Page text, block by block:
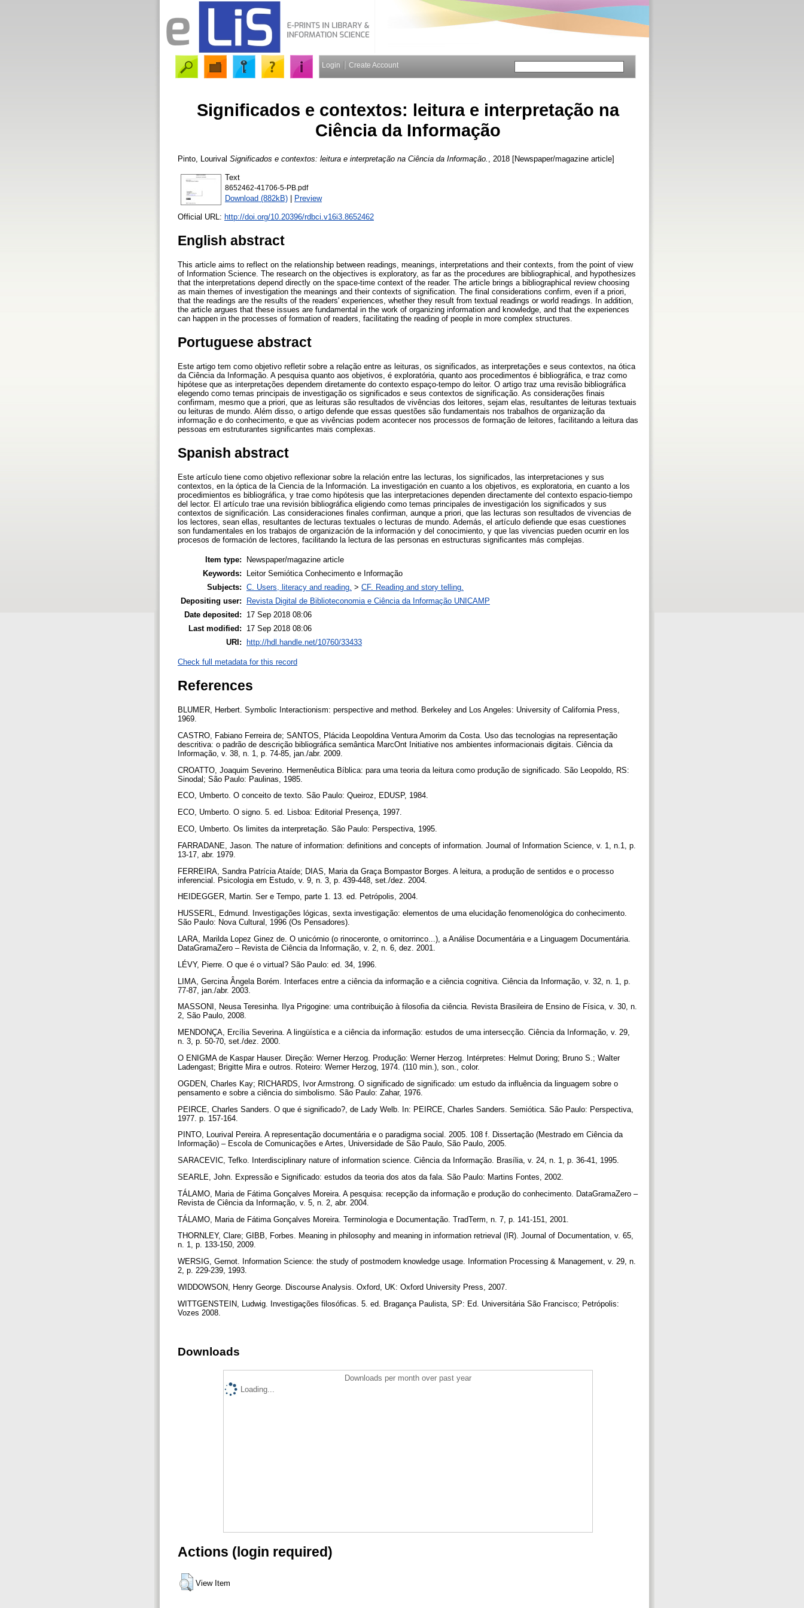
Login Create Account
Significados e contextos: leitura e interpretação na
Ciência da Informação
Pinto, Lourival Significados e contextos: leitura e interpretação na Ciência da Informação. , 2018 [Newspaper/magazine article]
Text
8652462-41706-5-PB.pdf
Download (882kB) | Preview
Official URL: http://doi.org/10.20396/rdbci.v16i3.8652462
English abstract
This article aims to reflect on the relationship between readings, meanings, interpretations and their contexts, from the point of view
of Information Science. The research on the objectives is exploratory, as far as the procedures are bibliographical, and hypothesizes
that the interpretations depend directly on the space-time context of the reader. The article brings a bibliographical review choosing
as main themes of investigation the meanings and their contexts of signification. The final considerations confirm, even if a priori,
that the readings are the results of the readers' experiences, whether they result from textual readings or world readings. In addition,
the article argues that these issues are fundamental in the work of organizing information and knowledge, and that the experiences
can happen in the processes of formation of readers, facilitating the reading of people in more complex structures.
Portuguese abstract
Este artigo tem como objetivo refletir sobre a relação entre as leituras, os significados, as interpretações e seus contextos, na ótica
da Ciência da Informação. A pesquisa quanto aos objetivos, é exploratória, quanto aos procedimentos é bibliográfica, e traz como
hipótese que as interpretações dependem diretamente do contexto espaço-tempo do leitor. O artigo traz uma revisão bibliográfica
elegendo como temas principais de investigação os significados e seus contextos de significação. As considerações finais
confirmam, mesmo que a priori, que as leituras são resultados de vivências dos leitores, sejam elas, resultantes de leituras textuais
ou leituras de mundo. Além disso, o artigo defende que essas questões são fundamentais nos trabalhos de organização da
informação e do conhecimento, e que as vivências podem acontecer nos processos de formação de leitores, facilitando a leitura das
pessoas em estruturantes significantes mais complexas.
Spanish abstract
Este artículo tiene como objetivo reflexionar sobre la relación entre las lecturas, los significados, las interpretaciones y sus
contextos, en la óptica de la Ciencia de la Información. La investigación en cuanto a los objetivos, es exploratoria, en cuanto a los
procedimientos es bibliográfica, y trae como hipótesis que las interpretaciones dependen directamente del contexto espacio-tiempo
del lector. El artículo trae una revisión bibliográfica eligiendo como temas principales de investigación los significados y sus
contextos de significación. Las consideraciones finales confirman, aunque a priori, que las lecturas son resultados de vivencias de
los lectores, sean ellas, resultantes de lecturas textuales o lecturas de mundo. Además, el artículo defiende que esas cuestiones
son fundamentales en los trabajos de organización de la información y del conocimiento, y que las vivencias pueden ocurrir en los
procesos de formación de lectores, facilitando la lectura de las personas en estructuras significantes más complejas.
Item type:
Newspaper/magazine article
Keywords:
Leitor Semiótica Conhecimento e Informação
Subjects: C. Users, literacy and reading. > CF. Reading and story telling.
Depositing user:
Revista Digital de Biblioteconomia e Ciência da Informação UNICAMP
Date deposited:
17 Sep 2018 08:06
Last modified:
17 Sep 2018 08:06
URI:
http://hdl.handle.net/10760/33433
Check full metadata for this record
References
BLUMER, Herbert. Symbolic Interactionism: perspective and method. Berkeley and Los Angeles: University of California Press,
1969.
CASTRO, Fabiano Ferreira de; SANTOS, Plácida Leopoldina Ventura Amorim da Costa. Uso das tecnologias na representação
descritiva: o padrão de descrição bibliográfica semântica MarcOnt Initiative nos ambientes informacionais digitais. Ciência da
Informação, v. 38, n. 1, p. 74-85, jan./abr. 2009.
CROATTO, Joaquim Severino. Hermenêutica Bíblica: para uma teoria da leitura como produção de significado. São Leopoldo, RS:
Sinodal; São Paulo: Paulinas, 1985.
ECO, Umberto. O conceito de texto. São Paulo: Queiroz, EDUSP, 1984.
ECO, Umberto. O signo. 5. ed. Lisboa: Editorial Presença, 1997.
ECO, Umberto. Os limites da interpretação. São Paulo: Perspectiva, 1995.
FARRADANE, Jason. The nature of information: definitions and concepts of information. Journal of Information Science, v. 1, n.1, p.
13-17, abr. 1979.
FERREIRA, Sandra Patrícia Ataíde; DIAS, Maria da Graça Bompastor Borges. A leitura, a produção de sentidos e o processo
inferencial. Psicologia em Estudo, v. 9, n. 3, p. 439-448, set./dez. 2004.
HEIDEGGER, Martin. Ser e Tempo, parte 1. 13. ed. Petrópolis, 2004.
HUSSERL, Edmund. Investigações lógicas, sexta investigação: elementos de uma elucidação fenomenológica do conhecimento.
São Paulo: Nova Cultural, 1996 (Os Pensadores).
LARA, Marilda Lopez Ginez de. O unicórnio (o rinoceronte, o ornitorrinco...), a Análise Documentária e a Linguagem Documentária.
DataGramaZero – Revista de Ciência da Informação, v. 2, n. 6, dez. 2001.
LÉVY, Pierre. O que é o virtual? São Paulo: ed. 34, 1996.
LIMA, Gercina Ângela Borém. Interfaces entre a ciência da informação e a ciência cognitiva. Ciência da Informação, v. 32, n. 1, p.
77-87, jan./abr. 2003.
MASSONI, Neusa Teresinha. Ilya Prigogine: uma contribuição à filosofia da ciência. Revista Brasileira de Ensino de Física, v. 30, n.
2, São Paulo, 2008.
MENDONÇA, Ercília Severina. A lingüística e a ciência da informação: estudos de uma intersecção. Ciência da Informação, v. 29,
n. 3, p. 50-70, set./dez. 2000.
O ENIGMA de Kaspar Hauser. Direção: Werner Herzog. Produção: Werner Herzog. Intérpretes: Helmut Doring; Bruno S.; Walter
Ladengast; Brigitte Mira e outros. Roteiro: Werner Herzog, 1974. (110 min.), son., color.
OGDEN, Charles Kay; RICHARDS, Ivor Armstrong. O significado de significado: um estudo da influência da linguagem sobre o
pensamento e sobre a ciência do simbolismo. São Paulo: Zahar, 1976.
PEIRCE, Charles Sanders. O que é significado?, de Lady Welb. In: PEIRCE, Charles Sanders. Semiótica. São Paulo: Perspectiva,
1977. p. 157-164.
PINTO, Lourival Pereira. A representação documentária e o paradigma social. 2005. 108 f. Dissertação (Mestrado em Ciência da
Informação) – Escola de Comunicações e Artes, Universidade de São Paulo, São Paulo, 2005.
SARACEVIC, Tefko. Interdisciplinary nature of information science. Ciência da Informação. Brasília, v. 24, n. 1, p. 36-41, 1995.
SEARLE, John. Expressão e Significado: estudos da teoria dos atos da fala. São Paulo: Martins Fontes, 2002.
TÁLAMO, Maria de Fátima Gonçalves Moreira. A pesquisa: recepção da informação e produção do conhecimento. DataGramaZero –
Revista de Ciência da Informação, v. 5, n. 2, abr. 2004.
TÁLAMO, Maria de Fátima Gonçalves Moreira. Terminologia e Documentação. TradTerm, n. 7, p. 141-151, 2001.
THORNLEY, Clare; GIBB, Forbes. Meaning in philosophy and meaning in information retrieval (IR). Journal of Documentation, v. 65,
n. 1, p. 133-150, 2009.
WERSIG, Gernot. Information Science: the study of postmodern knowledge usage. Information Processing & Management, v. 29, n.
2, p. 229-239, 1993.
WIDDOWSON, Henry George. Discourse Analysis. Oxford, UK: Oxford University Press, 2007.
WITTGENSTEIN, Ludwig. Investigações filosóficas. 5. ed. Bragança Paulista, SP: Ed. Universitária São Francisco; Petrópolis:
Vozes 2008.
Downloads
Downloads per month over past year
Loading...
Actions (login required)
View Item